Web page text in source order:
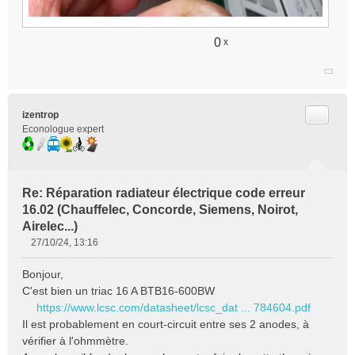
0 x
izentrop
Econologue expert
Re: Réparation radiateur électrique code erreur
16.02 (Chauffelec, Concorde, Siemens, Noirot,
Airelec...)
s
s
g
e
27/10/24, 13:16
Bonjour,
C'est bien un triac 16 A BTB16-600BW
https://www.lcsc.com/datasheet/lcsc_dat ... 784604.pdf
Il est probablement en court-circuit entre ses 2 anodes, à
vérifier à l'ohmmètre.